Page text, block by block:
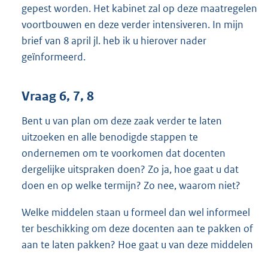
gepest worden. Het kabinet zal op deze maatregelen
voortbouwen en deze verder intensiveren. In mijn
brief van 8 april jl. heb ik u hierover nader
geïnformeerd.
Vraag 6, 7, 8
Bent u van plan om deze zaak verder te laten
uitzoeken en alle benodigde stappen te
ondernemen om te voorkomen dat docenten
dergelijke uitspraken doen? Zo ja, hoe gaat u dat
doen en op welke termijn? Zo nee, waarom niet?
Welke middelen staan u formeel dan wel informeel
ter beschikking om deze docenten aan te pakken of
aan te laten pakken? Hoe gaat u van deze middelen